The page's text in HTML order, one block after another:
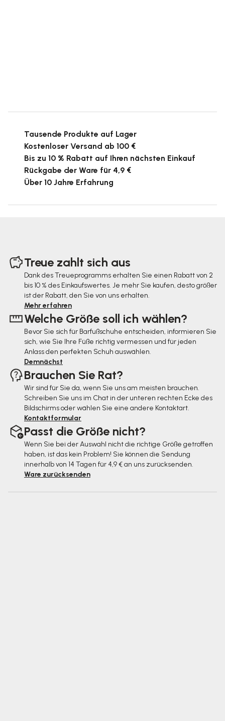
Tausende Produkte auf Lager
Kostenloser Versand ab 100 €
Bis zu 10 % Rabatt auf Ihren nächsten Einkauf
Rückgabe der Ware für 4,9 €
Über 10 Jahre Erfahrung
Treue zahlt sich aus
Dank des Treueprogramms erhalten Sie einen Rabatt von 2
bis 10 % des Einkaufswertes. Je mehr Sie kaufen, desto größer
ist der Rabatt, den Sie von uns erhalten.
Mehr erfahren
Welche Größe soll ich wählen?
Bevor Sie sich für Barfußschuhe entscheiden, informieren Sie
sich, wie Sie Ihre Füße richtig vermessen und für jeden
Anlass den perfekten Schuh auswählen.
Demnächst
Brauchen Sie Rat?
Wir sind für Sie da, wenn Sie uns am meisten brauchen.
Schreiben Sie uns im Chat in der unteren rechten Ecke des
Bildschirms oder wählen Sie eine andere Kontaktart.
Kontaktformular
Passt die Größe nicht?
Wenn Sie bei der Auswahl nicht die richtige Größe getroffen
haben, ist das kein Problem! Sie können die Sendung
innerhalb von 14 Tagen für 4,9 € an uns zurücksenden.
Ware zurücksenden